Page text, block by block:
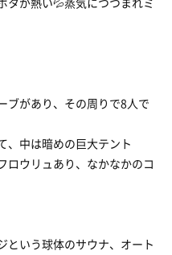
があり、その周りで8人で
中は暗めの巨大テント
ウリュあり、なかなかのコ
いう球体のサウナ、オート